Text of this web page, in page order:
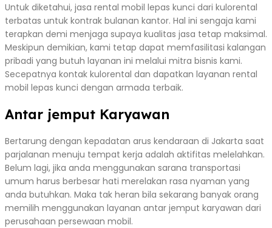
Untuk diketahui, jasa rental mobil lepas kunci dari kulorental
terbatas untuk kontrak bulanan kantor. Hal ini sengaja kami
terapkan demi menjaga supaya kualitas jasa tetap maksimal.
Meskipun demikian, kami tetap dapat memfasilitasi kalangan
pribadi yang butuh layanan ini melalui mitra bisnis kami.
Secepatnya kontak kulorental dan dapatkan layanan rental
mobil lepas kunci dengan armada terbaik.
Antar jemput Karyawan
Bertarung dengan kepadatan arus kendaraan di Jakarta saat
parjalanan menuju tempat kerja adalah aktifitas melelahkan.
Belum lagi, jika anda menggunakan sarana transportasi
umum harus berbesar hati merelakan rasa nyaman yang
anda butuhkan. Maka tak heran bila sekarang banyak orang
memilih menggunakan layanan antar jemput karyawan dari
perusahaan persewaan mobil.